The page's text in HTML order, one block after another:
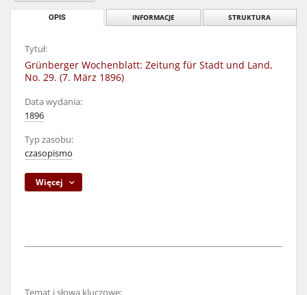
OPIS INFORMACJE STRUKTURA
Tytuł:
Grünberger Wochenblatt: Zeitung für Stadt und Land,
No. 29. (7. März 1896)
Data wydania:
1896
Typ zasobu:
czasopismo
Więcej
Temat i słowa kluczowe: